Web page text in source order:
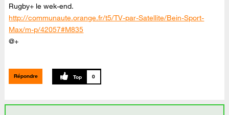
Rugby+ le wek-end.
http://communaute.orange.fr/t5/TV-par-Satellite/Bein-Sport-
Max/m-p/42057#M835
@+
Répondre 0